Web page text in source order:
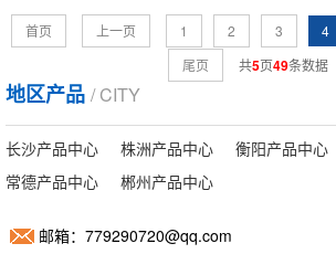
首页 上一页 1 2 3 4
尾页
共5页49条数据
地区产品 / CITY
长沙产品中心 株洲产品中心 衡阳产品中心
常德产品中心
郴州产品中心
邮箱：779290720@qq.com